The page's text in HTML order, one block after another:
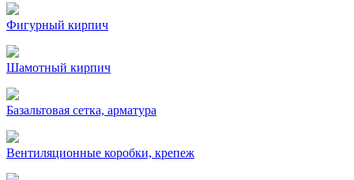
Фигурный кирпич
Шамотный кирпич
Базальтовая сетка, арматура
Вентиляционные коробки, крепеж